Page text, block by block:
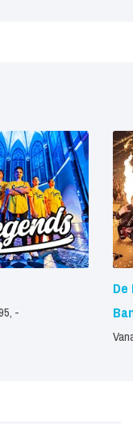
-
De